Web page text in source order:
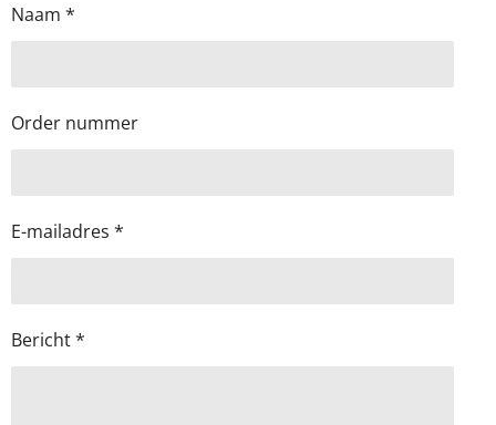
Naam *
Order nummer
E-mailadres *
Bericht *